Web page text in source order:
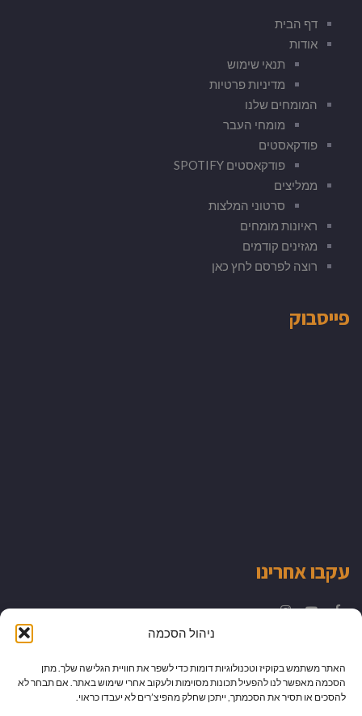
ניהול הסכמה
האתר משתמש בקוקיז וטכנולוגיות דומות כדי לשפר את חוויית הגלישה שלך. מתן
הסכמה מאפשר לנו להפעיל תכונות מסוימות ולעקוב אחרי שימוש באתר. אם תבחר לא
להסכים או תסיר את הסכמתך, ייתכן שחלק מהפיצ’רים לא יעבדו כראוי.
דף הבית
אודות
תנאי שימוש
מדיניות פרטיות
המומחים שלנו
מומחי העבר
פודקאסטים
פודקאסטים SPOTIFY
ממליצים
סרטוני המלצות
ראיונות מומחים
מגזינים קודמים
רוצה לפרסם לחץ כאן
פייסבוק
עקבו אחרינו